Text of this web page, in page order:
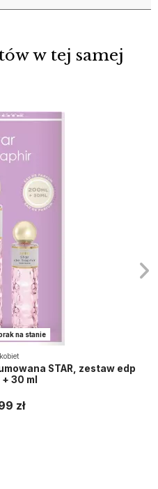
w tej samej
na stanie
STAR, zestaw edp
30 ml
zł